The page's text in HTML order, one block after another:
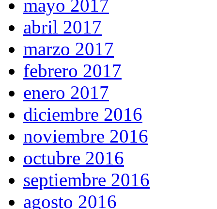
mayo 2017
abril 2017
marzo 2017
febrero 2017
enero 2017
diciembre 2016
noviembre 2016
octubre 2016
septiembre 2016
agosto 2016